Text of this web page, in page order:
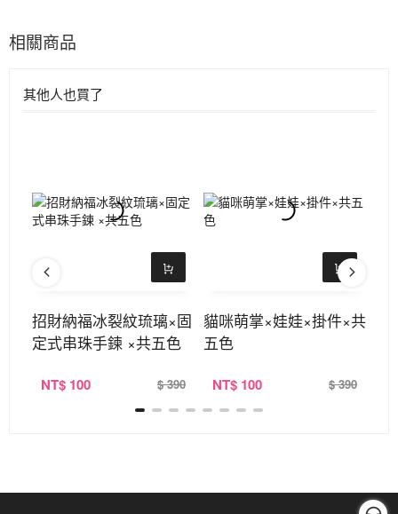
相關商品
其他人也買了
招財納福冰裂紋琉璃×固
定式串珠手鍊 ×共五色
NT$ 100 $ 390
貓咪萌掌×娃娃×掛件×共
五色
NT$ 100 $ 390